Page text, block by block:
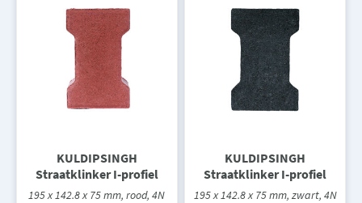
KULDIPSINGH
Straatklinker I-profiel
195 x 142.8 x 75 mm, rood, 4N
KULDIPSINGH
Straatklinker I-profiel
195 x 142.8 x 75 mm, zwart, 4N